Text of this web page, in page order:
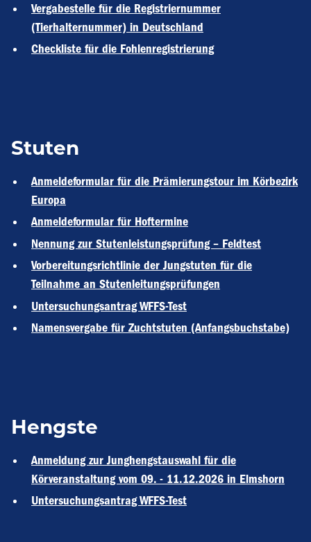
Vergabestelle für die Registriernummer
(Tierhalternummer) in Deutschland
Checkliste für die Fohlenregistrierung
Stuten
Anmeldeformular für die Prämierungstour im Körbezirk
Europa
Anmeldeformular für Hoftermine
Nennung zur Stutenleistungsprüfung – Feldtest
Vorbereitungsrichtlinie der Jungstuten für die
Teilnahme an Stutenleitungsprüfungen
Untersuchungsantrag WFFS-Test
Namensvergabe für Zuchtstuten (Anfangsbuchstabe)
Hengste
Anmeldung zur Junghengstauswahl für die
Körveranstaltung vom 09. - 11.12.2026 in Elmshorn
Untersuchungsantrag WFFS-Test